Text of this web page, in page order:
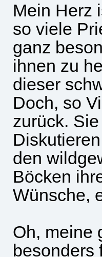
Mein Herz
so viele
ganz
ihnen zu
dieser
Doch, so
zurück.
den
Böcken
Wünsche,
Oh, meine
besonders